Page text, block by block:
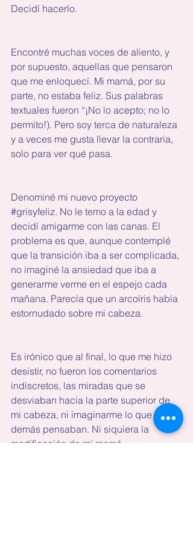
Decidí hacerlo.
Encontré muchas voces de aliento, y
por supuesto, aquellas que pensaron
que me enloquecí. Mi mamá, por su
parte, no estaba feliz. Sus palabras
textuales fueron “¡No lo acepto; no lo
permito!). Pero soy terca de naturaleza
y a veces me gusta llevar la contraria,
solo para ver qué pasa.
Denominé mi nuevo proyecto
#grisyfeliz. No le temo a la edad y
decidí amigarme con las canas. El
problema es que, aunque contemplé
que la transición iba a ser complicada,
no imaginé la ansiedad que iba a
generarme verme en el espejo cada
mañana. Parecía que un arcoíris había
estornudado sobre mi cabeza.
Es irónico que al final, lo que me hizo
desistir, no fueron los comentarios
indiscretos, las miradas que se
desviaban hacia la parte superior de
mi cabeza, ni imaginarme lo que los
demás pensaban. Ni siquiera la
mortificación de mi mamá.